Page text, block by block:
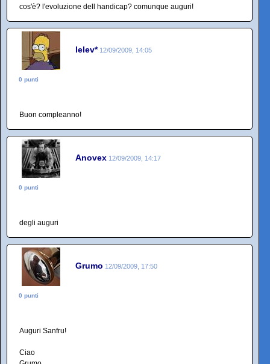
cos'è? l'evoluzione dell handicap? comunque auguri!
lelev* 12/09/2009, 14:05
0 punti
Buon compleanno!
Anovex 12/09/2009, 14:17
0 punti
degli auguri
Grumo 12/09/2009, 17:50
0 punti
Auguri Sanfru!
Ciao